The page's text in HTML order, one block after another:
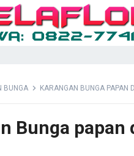
BUNGA KARANGAN BUNGA PAPAN
Bunga